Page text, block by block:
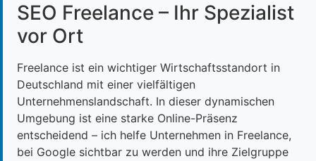
SEO Freelance – Ihr Spezialist
vor Ort
Freelance ist ein wichtiger Wirtschaftsstandort in
Deutschland mit einer vielfältigen
Unternehmenslandschaft. In dieser dynamischen
Umgebung ist eine starke Online-Präsenz
entscheidend – ich helfe Unternehmen in Freelance,
bei Google sichtbar zu werden und ihre Zielgruppe